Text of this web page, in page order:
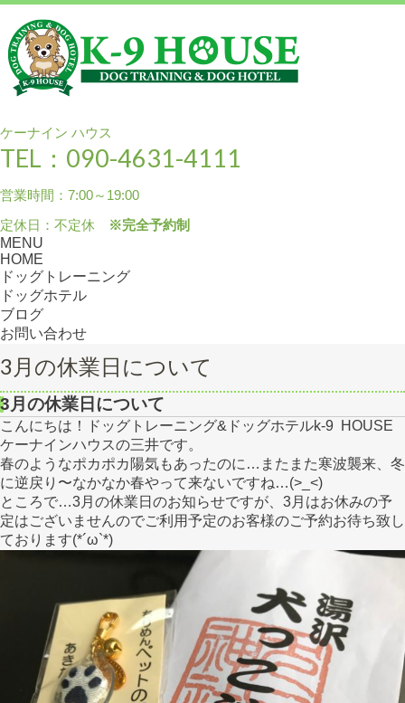
ケーナイン ハウス
TEL：090-4631-4111
営業時間：7:00～19:00
定休日：不定休
※完全予約制
MENU
HOME
ドッグトレーニング
ドッグホテル
ブログ
お問い合わせ
3月の休業日について
3月の休業日について
こんにちは！ドッグトレーニング&ドッグホテルk-9 HOUSE
ケーナインハウスの三井です。
春のようなポカポカ陽気もあったのに…またまた寒波襲来、冬
に逆戻り〜なかなか春やって来ないですね…(>_<)
ところで…3月の休業日のお知らせですが、3月はお休みの予
定はございませんのでご利用予定のお客様のご予約お待ち致し
ております(*´ω`*)